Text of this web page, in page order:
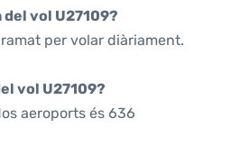
vol U27109?
per volar diàriament.
vol U27109?
aeroports és 636